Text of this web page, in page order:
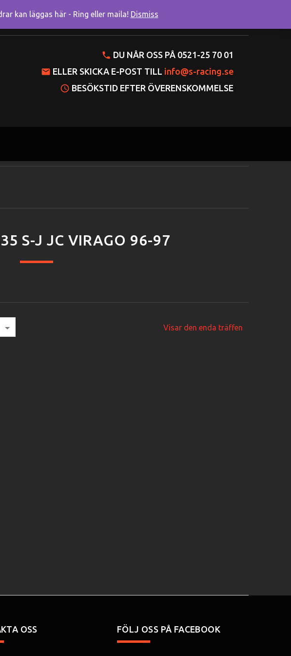
Mitt konto Varukorgen
DU NÅR OSS PÅ 0521-25 70 01
ELLER SKICKA E-POST TILL info@s-racing.se
BESÖKSTID EFTER ÖVERENSKOMMELSE
S-J JC VIRAGO 96-97
Visar den enda träffen
OSS FÖLJ OSS PÅ FACEBOOK
kan läggas här - Ring eller maila! Dismiss